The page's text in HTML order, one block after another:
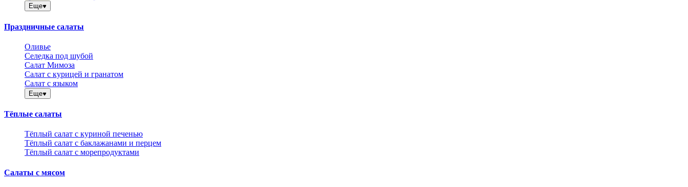
Еще
Праздничные салаты
Оливье
Селедка под шубой
Салат Мимоза
Салат с курицей и гранатом
Салат с языком
Еще
Тёплые салаты
Тёплый салат с куриной печенью
Тёплый салат с баклажанами и перцем
Тёплый салат с морепродуктами
Салаты с мясом